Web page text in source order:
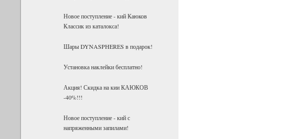
Новое поступление - кий Каюков
Классик из каталокса!
Шары DYNASPHERES в подарок!
Установка наклейки бесплатно!
Акция! Скидка на кии КАЮКОВ
-40%!!!
Новое поступление - кий с
напряженными запилами!